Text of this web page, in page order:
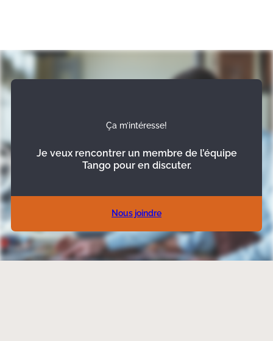
Ça m’intéresse!
Je veux rencontrer un membre de l’équipe
Tango pour en discuter.
Nous joindre